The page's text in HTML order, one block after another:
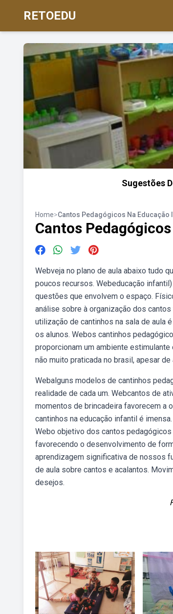
RETOEDU
Sugestões
Home>Cantos Pedagógicos Na Educação
Cantos
Webveja no plano de aula abaixo tudo
poucos recursos. Webeducação
questões que envolvem o espaço.
análise sobre à organização dos
utilização de cantinhos na sala de aula
os alunos. Webos cantinhos
proporcionam um ambiente
não muito praticada no brasil, apesar
Webalguns modelos de cantinhos
realidade de cada um. Webcantos de
momentos de brincadeira favorecem a
cantinhos na educação infantil é
Webo objetivo dos cantos
favorecendo o desenvolvimento de
aprendizagem significativa de nossos
de aula sobre cantos e acalantos.
desejos.